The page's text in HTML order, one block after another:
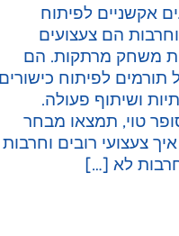
לפיתוח
הם צעצועים
משחק מרתקות. הם
לפיתוח כישורים
ושיתוף פעולה.
טוי, תמצאו מבחר
צעצועי רובים וחרבות
לא […]